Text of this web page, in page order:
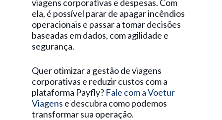
viagens corporativas e despesas. Com
ela, é possível parar de apagar incêndios
operacionais e passar a tomar decisões
baseadas em dados, com agilidade e
segurança.
Quer otimizar a gestão de viagens
corporativas e reduzir custos com a
plataforma Payfly? Fale com a Voetur
Viagens e descubra como podemos
transformar sua operação.